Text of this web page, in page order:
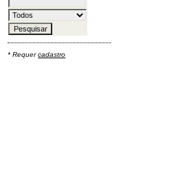
* Requercadastro